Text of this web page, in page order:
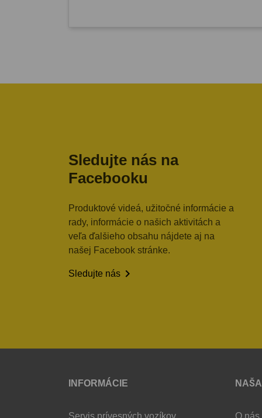
Sledujte nás na
Facebooku
Produktové videá, užitočné informácie a
rady, informácie o našich aktivitách a
veľa ďalšieho obsahu nájdete aj na
našej Facebook stránke.
Sledujte nás 
INFORMÁCIE
Servis prívesných vozíkov O nás